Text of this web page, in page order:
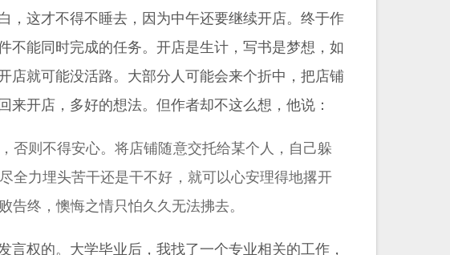
，这才不得不睡去，因为中午还要继续开店。终于作
不能同时完成的任务。开店是生计，写书是梦想，如
店就可能没活路。大部分人可能会来个折中，把店铺
开店，多好的想法。但作者却不这么想，他说：
否则不得安心。将店铺随意交托给某个人，自己躲
全力埋头苦干还是干不好，就可以心安理得地撂开
告终，懊悔之情只怕久久无法拂去。
权的。大学毕业后，我找了一个专业相关的工作，